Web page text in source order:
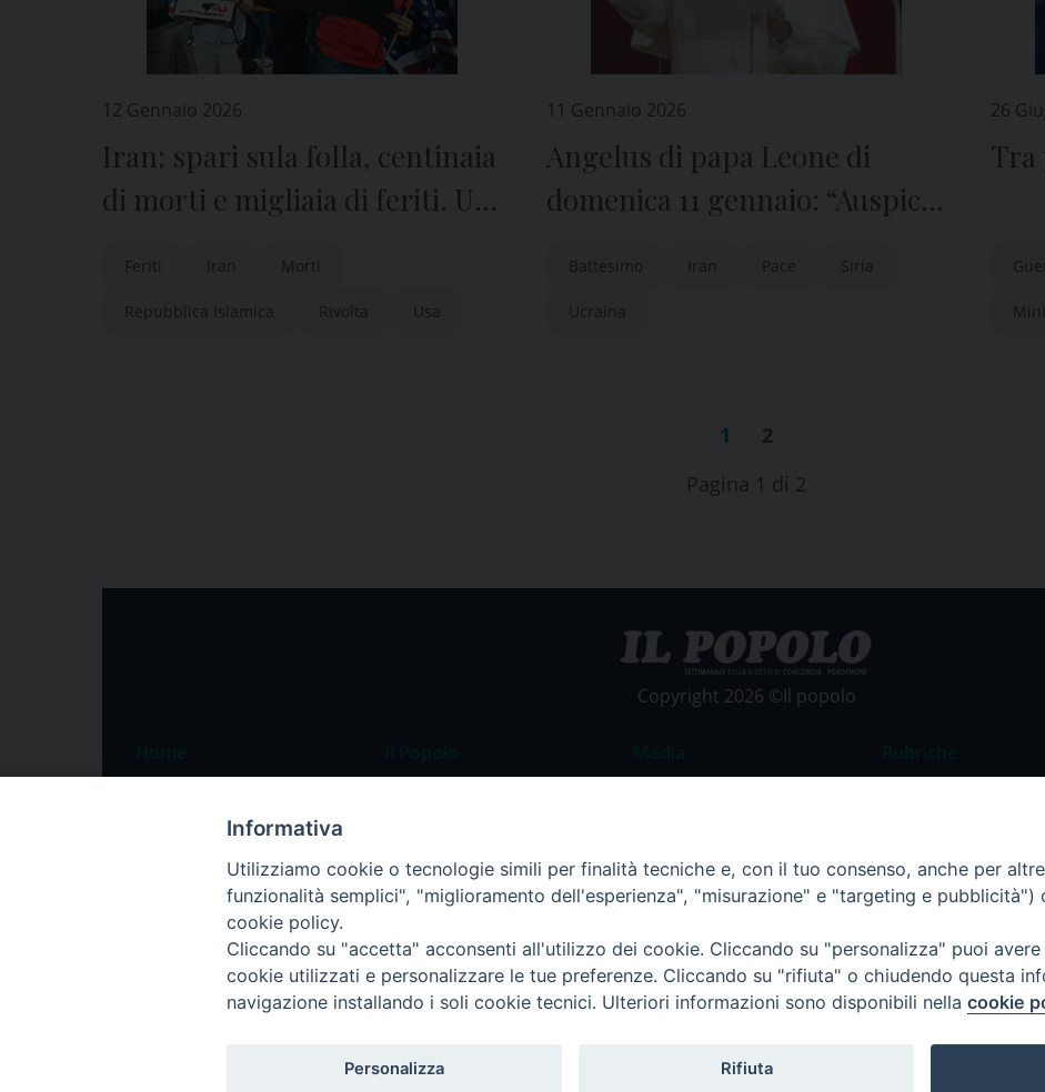
12 Gennaio 2026
Iran: spari sula folla, centinaia
di morti e migliaia di feriti. Usa
Feriti Iran Morti
Repubblica Islamica Rivolta Usa
11 Gennaio 2026
Angelus di papa Leone di
domenica 11 gennaio: “Auspico
Battesimo Iran Pace Siria
Ucraina
26
Tra
1
2
Pagina 1 di 2
Copyright 2026 ©Il popolo
Pordenone
Portogruaro
Friuli Occidentale
Veneto Orientale
La redazione
Pubblicità
Costume e Società
Apostolato della
Parrocchie
Regione FVG
Informativa
Utilizziamo cookie o tecnologie simili per finalità tecniche e, con il tuo consenso, anche per
funzionalità semplici", "miglioramento dell'esperienza", "misurazione" e "targeting e pubblicità")
cookie policy.
Cliccando su "accetta" acconsenti all'utilizzo dei cookie. Cliccando su "personalizza" puoi
cookie utilizzati e personalizzare le tue preferenze. Cliccando su "rifiuta" o chiudendo questa
navigazione installando i soli cookie tecnici. Ulteriori informazioni sono disponibili nella cookie
Personalizza Rifiuta